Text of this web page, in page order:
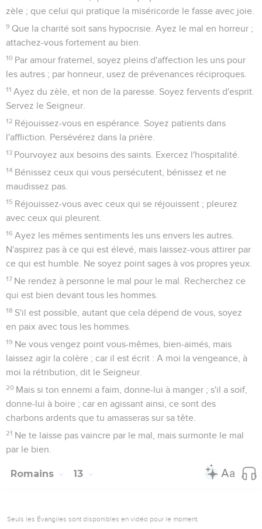
zèle ; que celui qui pratique la miséricorde le fasse avec joie.
9 Que la charité soit sans hypocrisie. Ayez le mal en horreur ;
attachez-vous fortement au bien.
10 Par amour fraternel, soyez pleins d'affection les uns pour
les autres ; par honneur, usez de prévenances réciproques.
11 Ayez du zèle, et non de la paresse. Soyez fervents d'esprit.
Servez le Seigneur.
12 Réjouissez-vous en espérance. Soyez patients dans
l'affliction. Persévérez dans la prière.
13 Pourvoyez aux besoins des saints. Exercez l'hospitalité.
14 Bénissez ceux qui vous persécutent, bénissez et ne
maudissez pas.
15 Réjouissez-vous avec ceux qui se réjouissent ; pleurez
avec ceux qui pleurent.
16 Ayez les mêmes sentiments les uns envers les autres.
N'aspirez pas à ce qui est élevé, mais laissez-vous attirer par
ce qui est humble. Ne soyez point sages à vos propres yeux.
17 Ne rendez à personne le mal pour le mal. Recherchez ce
qui est bien devant tous les hommes.
18 S'il est possible, autant que cela dépend de vous, soyez
en paix avec tous les hommes.
19 Ne vous vengez point vous-mêmes, bien-aimés, mais
laissez agir la colère ; car il est écrit : A moi la vengeance, à
moi la rétribution, dit le Seigneur.
20 Mais si ton ennemi a faim, donne-lui à manger ; s'il a soif,
donne-lui à boire ; car en agissant ainsi, ce sont des
charbons ardents que tu amasseras sur sa tête.
21 Ne te laisse pas vaincre par le mal, mais surmonte le mal
par le bien.
Romains 13
Seuls les Évangiles sont disponibles en vidéo pour le moment.